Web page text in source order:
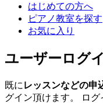
はじめての方へ
ピアノ教室を探す
お気に入り
ユーザーログ
既に レッスンなどの申
グイン頂けます。 ログ